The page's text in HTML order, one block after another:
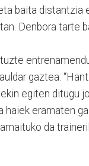
baita
Denbora tarte
gaztea:
egiten ditugu
haiek eramaten
da